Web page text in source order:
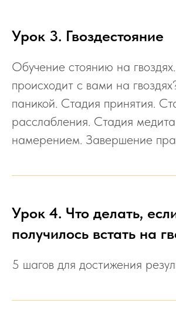
Урок 3. Гвоздестояние
Обучение стоянию на
происходит с вами на
паникой. Стадия принятия.
расслабления. Стадия
намерением. Завершение
Урок 4. Что делать,
получилось встать на
5 шагов для достижения